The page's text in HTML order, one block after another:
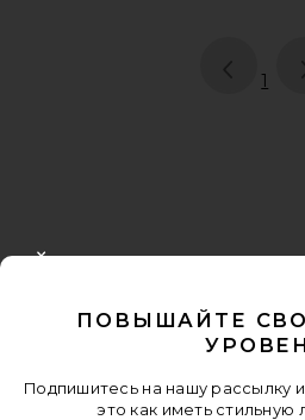
page
1
FOOTER
Когда вы подписываетесь на нашу
Отписаться можно в любой момент.
Email Address
ПОВЫШАЙТЕ
Подпишитесь на нашу рассылку
это как иметь стильную